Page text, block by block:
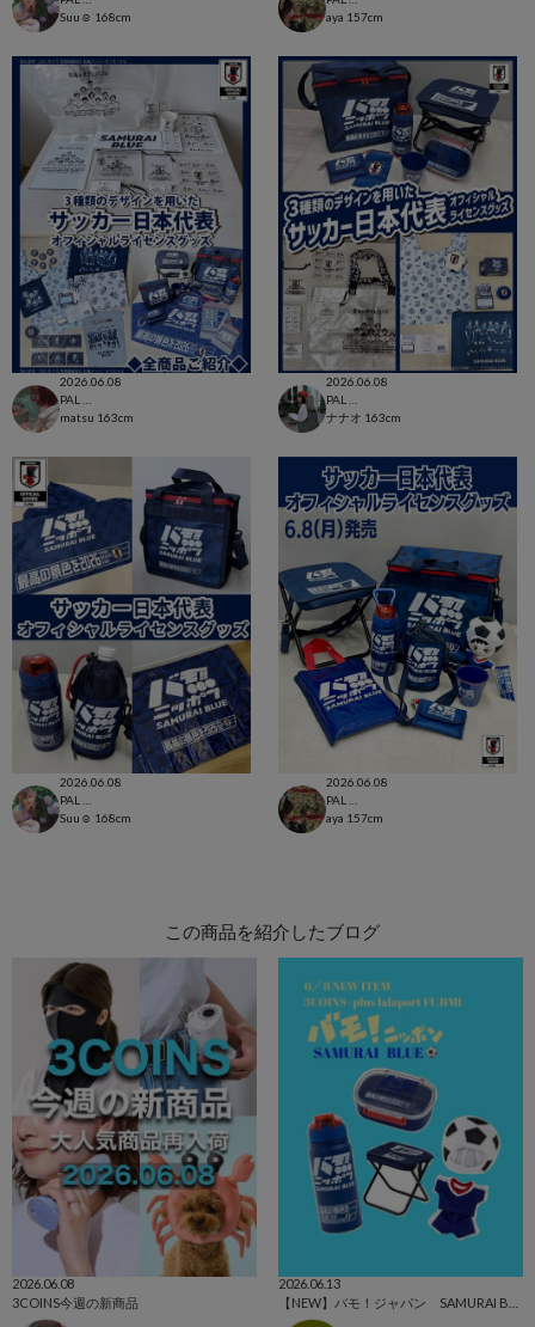
Suu☺︎ 168cm
aya 157cm
2026.06.08
matsu 163cm
2026.06.08
ナナオ 163cm
2026.06.08
Suu☺︎ 168cm
2026.06.08
aya 157cm
この商品を紹介したブログ
2026.06.08
3COINS今週の新商品
2026.06.13